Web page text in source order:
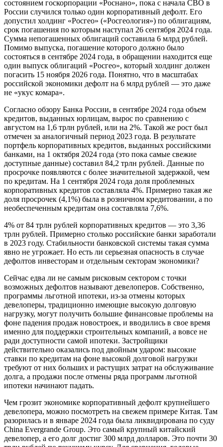
состоянием госкорпорации «Роснано», пока с начала СВО в
России случился только один корпоративный дефолт. Его
допустил холдинг «Росгео» («Росгеология») по облигациям,
срок погашения по которым наступал 26 сентября 2024 года.
Сумма непогашенных облигаций составила 6 млрд рублей.
Помимо выпуска, погашение которого должно было
состояться в сентябре 2024 года, в обращении находится еще
один выпуск облигаций «Росгео», который холдинг должен
погасить 15 ноября 2026 года. Понятно, что в масштабах
российской экономики дефолт на 6 млрд рублей — это даже
не «укус комара».
Согласно обзору Банка России, в сентябре 2024 года объем
кредитов, выданных юрлицам, вырос по сравнению с
августом на 1,6 трлн рублей, или на 2%. Такой же рост был
отмечен за аналогичный период 2023 года. В результате
портфель корпоративных кредитов, выданных российскими
банками, на 1 октября 2024 года (это пока самые свежие
доступные данные) составил 84,2 трлн рублей. Данные по
просрочке появляются с более значительной задержкой, чем
по кредитам. На 1 сентября 2024 года доля проблемных
корпоративных кредитов составляла 4%. Примерно такая же
доля просрочек (4,1%) была в розничном кредитовании, а по
необеспеченным кредитам она составляла 7,6%.
4% от 84 трлн рублей корпоративных кредитов — это 3,36
трлн рублей. Примерно столько российские банки заработали
в 2023 году. Стабильности банковской системы такая сумма
явно не угрожает. Но есть ли серьезная опасность в случае
дефолтов инвесторам и отдельным секторам экономики?
Сейчас едва ли не самым рисковым сектором с точки
возможных дефолтов называют девелоперов. Собственно,
программы льготной ипотеки, из-за отмены которых
девелоперы, традиционно имеющие высокую долговую
нагрузку, могут получить большие финансовые проблемы на
фоне падения продаж новостроек, и вводились в свое время
именно для поддержки строительных компаний, а вовсе не
ради доступности самой ипотеки. Застройщики
действительно оказались под двойным ударом: высокие
ставки по кредитам на фоне высокой долговой нагрузки
требуют от них больших и растущих затрат на обслуживание
долга, а продажи после отмены ряда программ льготной
ипотеки начинают падать.
Чем грозит экономике корпоративный дефолт крупнейшего
девелопера, можно посмотреть на свежем примере Китая. Там
разорилась и в январе 2024 года была ликвидирована по суду
China Evergrande Group. Это самый крупный китайский
девелопер, а его долг достиг 300 млрд долларов. Это почти 30